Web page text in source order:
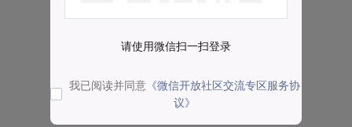
请使用微信扫一扫登录
我已阅读并同意 《微信开放社区交流专区服务协
议》